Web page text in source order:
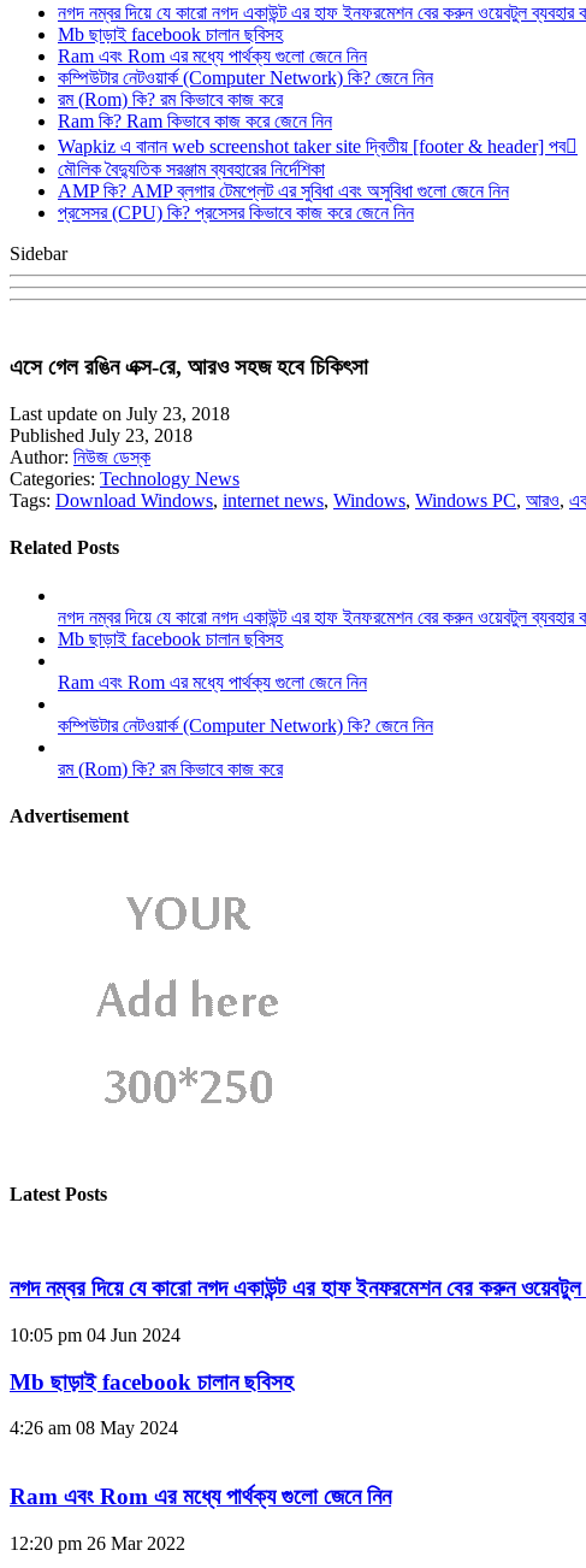
নগদ নম্বর দিয়ে যে কারো নগদ একাউন্ট এর হাফ ইনফরমেশন বের করুন ওয়েবটুল ব্যবহার
Mb ছাড়াই facebook চালান ছবিসহ
Ram এবং Rom এর মধ্যে পার্থক্য গুলো জেনে নিন
কম্পিউটার নেটওয়ার্ক (Computer Network) কি? জেনে নিন
রম (Rom) কি? রম কিভাবে কাজ করে
Ram কি? Ram কিভাবে কাজ করে জেনে নিন
Wapkiz এ বানান web screenshot taker site দ্বিতীয় [footer & header] পব
মৌলিক বৈদ্যুতিক সরঞ্জাম ব্যবহারের নির্দেশিকা
AMP কি? AMP ব্লগার টেমপ্লেট এর সুবিধা এবং অসুবিধা গুলো জেনে নিন
প্রসেসর (CPU) কি? প্রসেসর কিভাবে কাজ করে জেনে নিন
Sidebar
এসে গেল রঙিন এক্স-রে, আরও সহজ হবে চিকিৎসা
Last update on July 23, 2018
Published July 23, 2018
Author: নিউজ ডেস্ক
Categories: Technology News
Tags: Download Windows, internet news, Windows, Windows PC, আরও,
Related Posts
নগদ নম্বর দিয়ে যে কারো নগদ একাউন্ট এর হাফ ইনফরমেশন বের করুন ওয়েবটুল ব্যবহার
Mb ছাড়াই facebook চালান ছবিসহ
Ram এবং Rom এর মধ্যে পার্থক্য গুলো জেনে নিন
কম্পিউটার নেটওয়ার্ক (Computer Network) কি? জেনে নিন
রম (Rom) কি? রম কিভাবে কাজ করে
Advertisement
Latest Posts
নগদ নম্বর দিয়ে যে কারো নগদ একাউন্ট এর হাফ ইনফরমেশন বের করুন ওয়েবটুল
10:05 pm 04 Jun 2024
Mb ছাড়াই facebook চালান ছবিসহ
4:26 am 08 May 2024
Ram এবং Rom এর মধ্যে পার্থক্য গুলো জেনে নিন
12:20 pm 26 Mar 2022